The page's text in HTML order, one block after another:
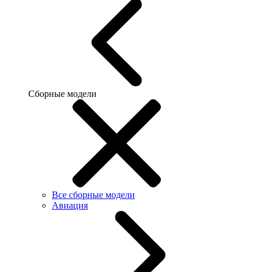
Сборные модели
Все сборные модели
Авиация